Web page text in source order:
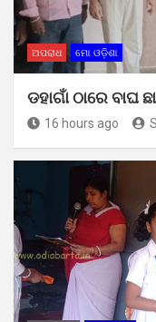
ଅପରାଧ ମୋ ଓଡ଼ିଶା
ଡହାଗାଁ ଠାରେ
16 hours ago